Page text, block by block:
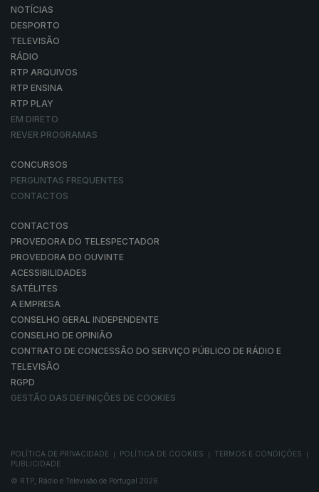
NOTÍCIAS
DESPORTO
TELEVISÃO
RÁDIO
RTP ARQUIVOS
RTP ENSINA
RTP PLAY
EM DIRETO
REVER PROGRAMAS
CONCURSOS
PERGUNTAS FREQUENTES
CONTACTOS
CONTACTOS
PROVEDORA DO TELESPECTADOR
PROVEDORA DO OUVINTE
ACESSIBILIDADES
SATÉLITES
A EMPRESA
CONSELHO GERAL INDEPENDENTE
CONSELHO DE OPINIÃO
CONTRATO DE CONCESSÃO DO SERVIÇO PÚBLICO DE RÁDIO E
TELEVISÃO
RGPD
GESTÃO DAS DEFINIÇÕES DE COOKIES
POLÍTICA DE PRIVACIDADE POLÍTICA DE COOKIES TERMOS E CONDIÇÕES
PUBLICIDADE
© RTP, Rádio e Televisão de Portugal 2026